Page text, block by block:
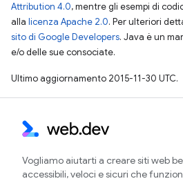
Attribution 4.0, mentre gli esempi di
alla licenza Apache 2.0. Per ulteriori
sito di Google Developers. Java è un
e/o delle sue consociate.
Ultimo aggiornamento 2015-11-30 UTC.
Vogliamo aiutarti a creare siti web
accessibili, veloci e sicuri che